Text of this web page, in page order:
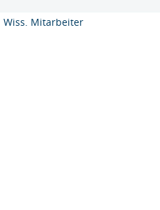
Wiss. Mitarbeiter